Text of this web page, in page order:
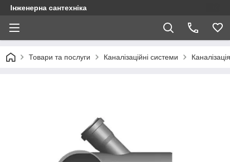
Інженерна сантехніка
Товари та послуги Каналізаційні системи